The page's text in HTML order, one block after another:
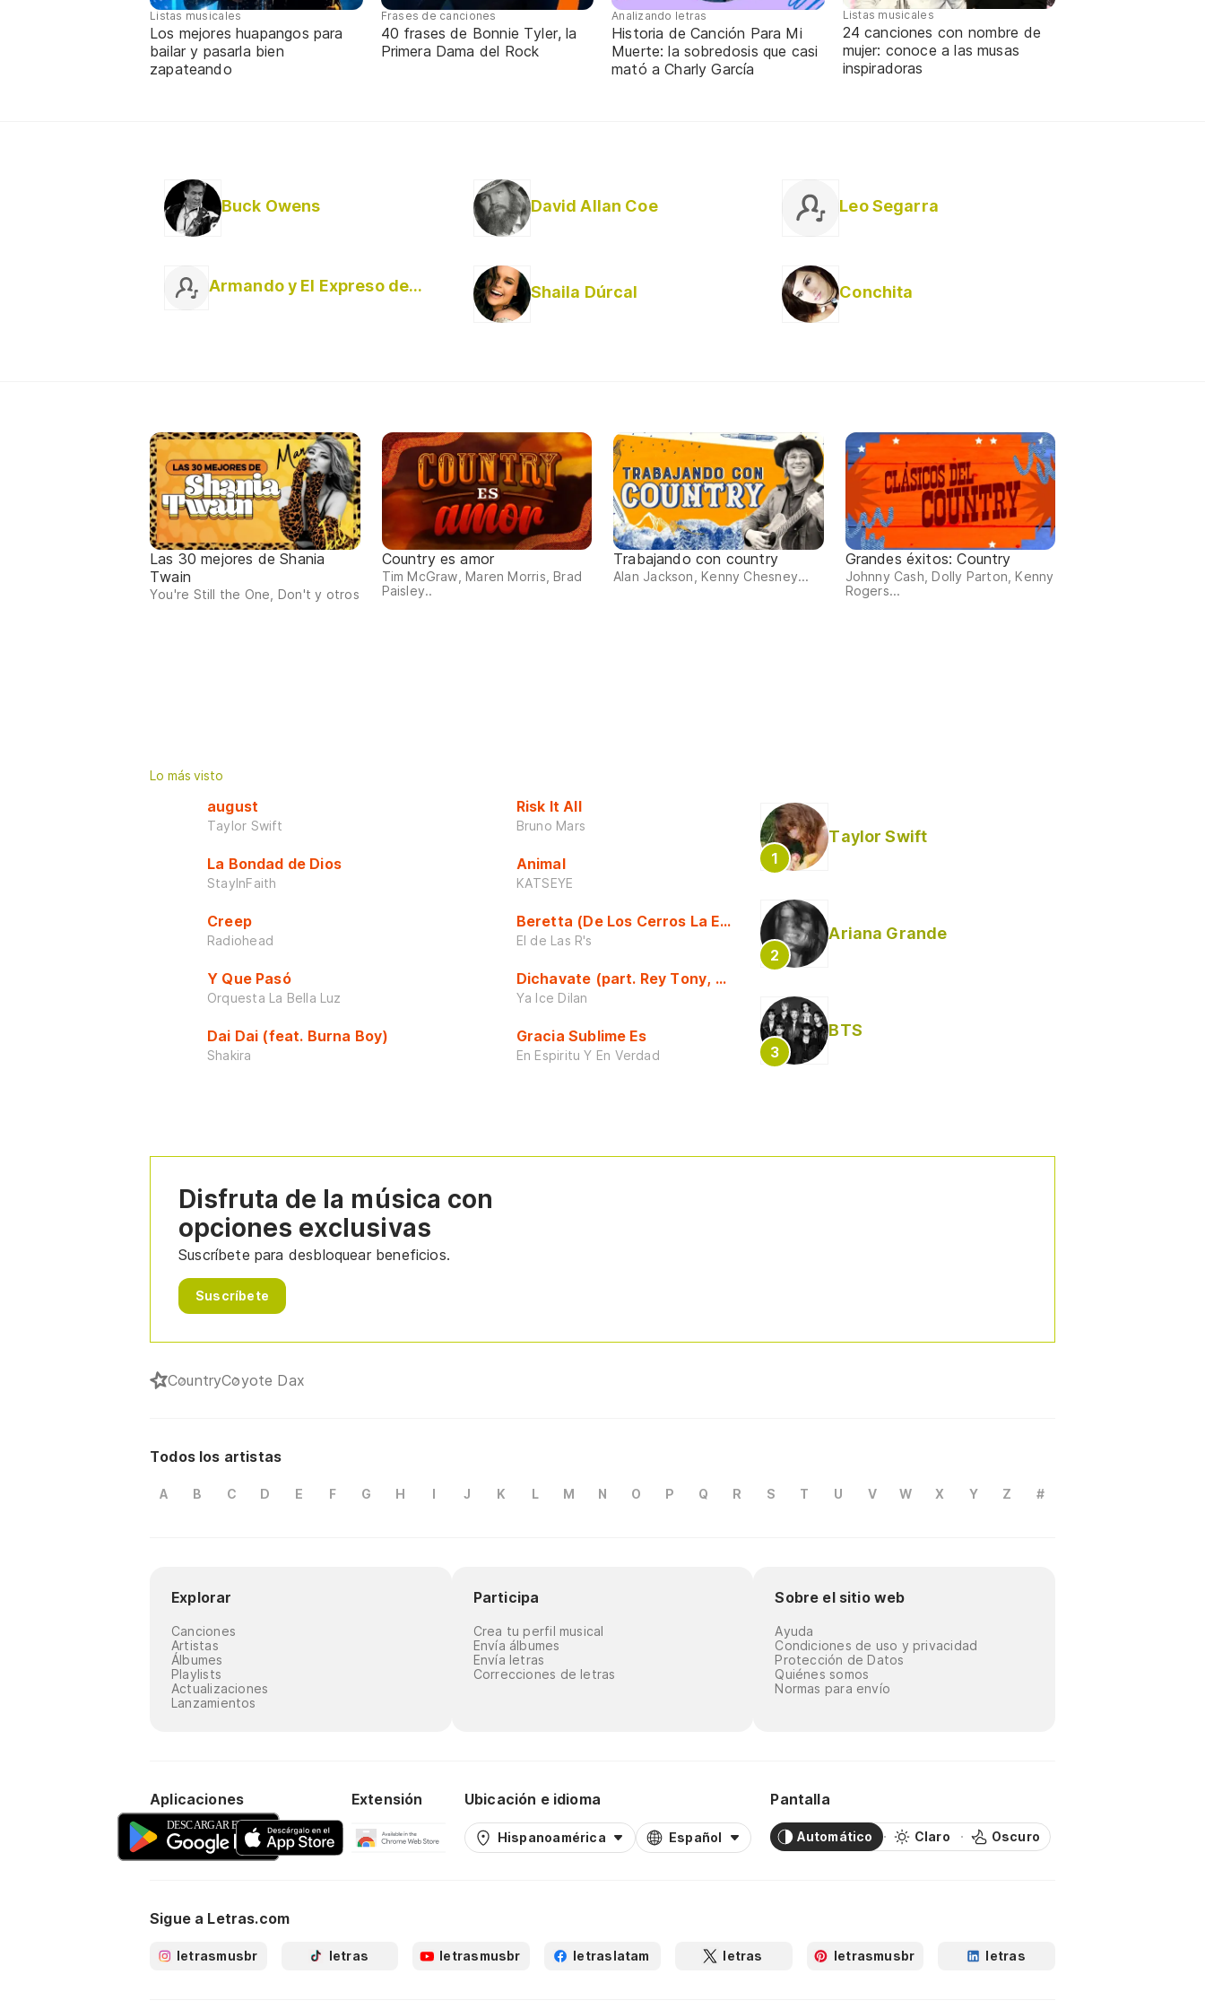
Listas musicales
Los mejores huapangos para
bailar y pasarla bien
zapateando
Frases de canciones
40 frases de Bonnie Tyler, la
Primera Dama del Rock
Analizando letras
Historia de Canción Para Mi
Muerte: la sobredosis que casi
mató a Charly García
Listas musicales
24 canciones con nombre de
mujer: conoce a las musas
inspiradoras
Buck Owens David Allan Coe Leo Segarra
Armando y El Expreso de Bohemia Shaila Dúrcal Conchita
Las 30 mejores de Shania
Twain
You're Still the One, Don't y otros
Country es amor
Tim McGraw, Maren Morris, Brad
Paisley..
Trabajando con country
Alan Jackson, Kenny Chesney...
Grandes éxitos: Country
Johnny Cash, Dolly Parton, Kenny
Rogers...
Lo más visto
august
Taylor Swift
La Bondad de Dios
StayInFaith
Creep
Radiohead
Y Que Pasó
Orquesta La Bella Luz
Dai Dai (feat. Burna Boy)
Shakira
Risk It All
Bruno Mars
Animal
KATSEYE
Beretta (De Los Cerros La Escuela)
El de Las R's
Dichavate (part. Rey Tony, Dj Honda y Helabusador) [explícita]
Ya Ice Dilan
Gracia Sublime Es
En Espiritu Y En Verdad
Taylor Swift
Ariana Grande
BTS
Disfruta de la música con
opciones exclusivas
Suscríbete para desbloquear beneficios.
Suscríbete
CountryCoyote Dax
Todos los artistas
A B C D E F G H I J K L M N O P Q R S T U V W X Y Z #
Explorar
Canciones
Artistas
Álbumes
Playlists
Actualizaciones
Lanzamientos
Participa
Crea tu perfil musical
Envía álbumes
Envía letras
Correcciones de letras
Sobre el sitio web
Ayuda
Condiciones de uso y privacidad
Protección de Datos
Quiénes somos
Normas para envío
Aplicaciones Extensión Ubicación e idioma
Hispanoamérica Español
Pantalla
Automático Claro Oscuro
Sigue a Letras.com
letrasmusbr letras letrasmusbr letraslatam letras letrasmusbr letras